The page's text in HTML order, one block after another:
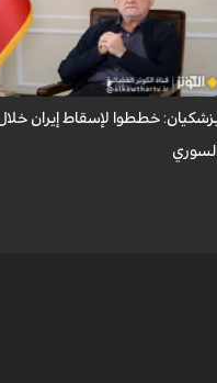
قال الرئيس الايراني مسعود بزشكيان
بإمكانهم السيطرة على إيران خلال 48 ساعة كما فعلوا مع سوريا.
السوري